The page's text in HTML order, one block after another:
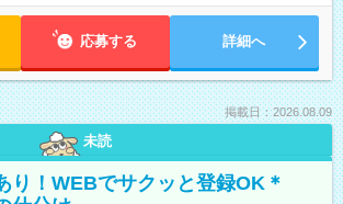
応募する 詳細へ
掲載日：2026.08.09
未読
り！WEBでサクッと登録OK＊